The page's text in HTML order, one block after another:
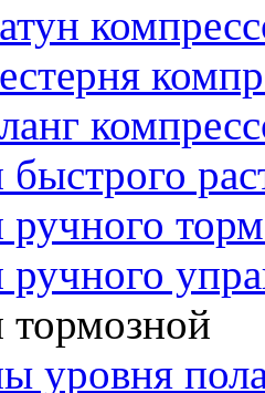
тормозной
уровня